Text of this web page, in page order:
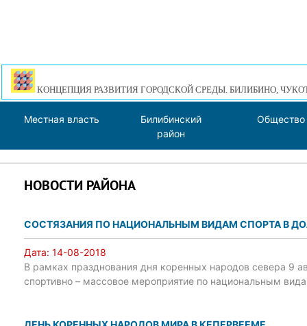
КОНЦЕПЦИЯ РАЗВИТИЯ ГОРОДСКОЙ СРЕДЫ. БИЛИБИНО,
Местная власть
Билибинский
район
Общество
НОВОСТИ РАЙОНА
СОСТЯЗАНИЯ ПО НАЦИОНАЛЬНЫМ ВИДАМ СПОРТА В
Дата: 14-08-2018
В рамках празднования дня коренных народов севера 9
спортивно – массовое мероприятие по национальным